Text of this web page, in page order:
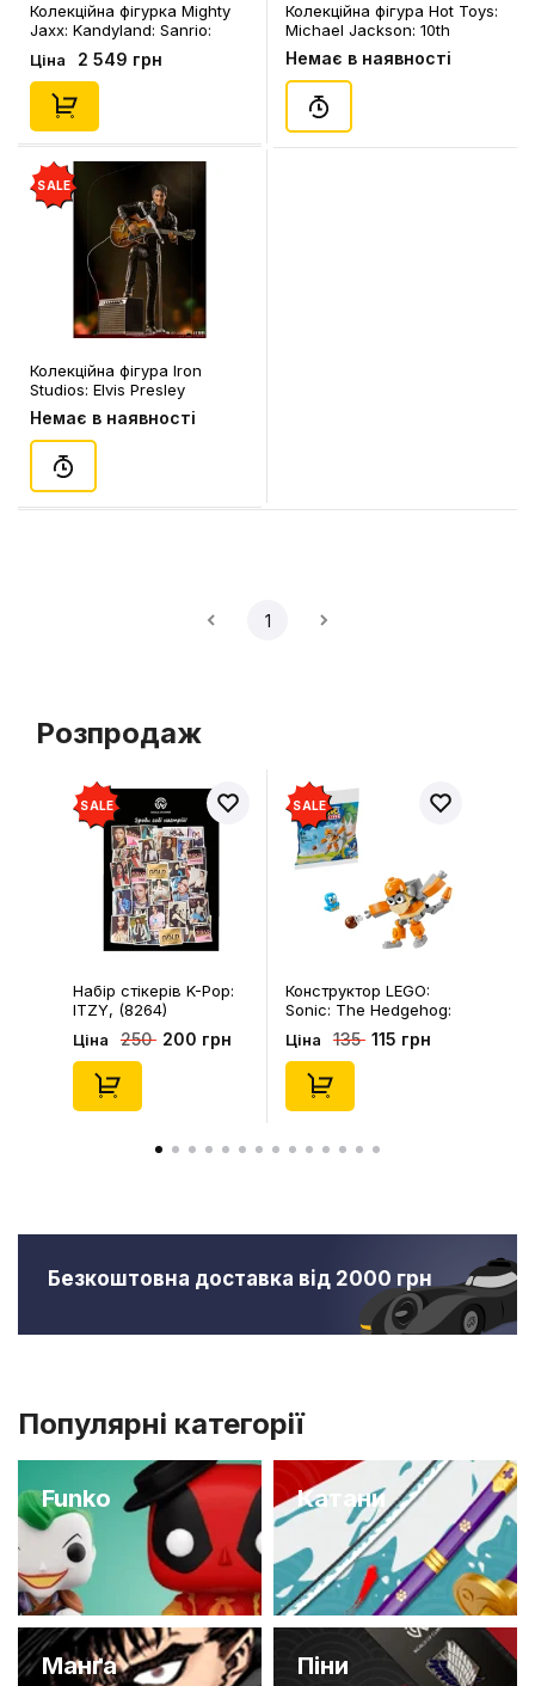
Колекційна фігурка Mighty
Jaxx: Kandyland: Sanrio:
Hello Kitty, (78990)
Ціна 2 549 грн
Колекційна фігура Hot Toys:
Michael Jackson: 10th
Anniversary: Michael
Jackson (1451/2000) («Beat
It» Version), (83665)
Немає в наявності
SALE
Колекційна фігура Iron
Studios: Elvis Presley
(Comeback) (Deluxe),
(127856)
Немає в наявності
1
Розпродаж
SALE
Набір стікерів K-Pop:
ITZY, (8264)
Ціна 250 200 грн
SALE
Конструктор LEGO:
Sonic: The Hedgehog:
Kiki's Coconut Attack:
Kiki and Flicky, (30676)
Ціна 135 115 грн
Безкоштовна доставка від 2000 грн
Популярні категорії
Funko Катани
Манґа Піни